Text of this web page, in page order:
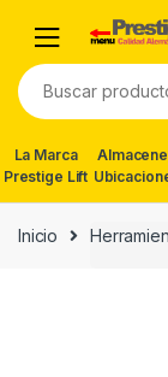
navigation
content
Buscar
por:
La Marca
Prestige Lift
Inicio